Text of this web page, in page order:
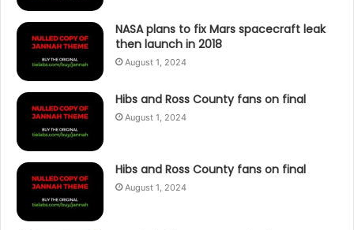
NASA plans to fix Mars spacecraft leak
then launch in 2018
August 1, 2024
Hibs and Ross County fans on final
August 1, 2024
Hibs and Ross County fans on final
August 1, 2024